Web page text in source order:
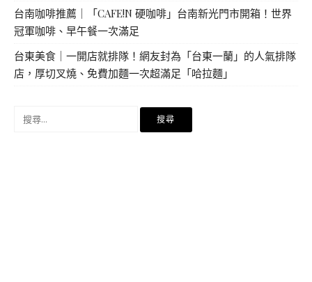
台南咖啡推薦｜「CAFE!N 硬咖啡」台南新光門市開箱！世界
冠軍咖啡、早午餐一次滿足
台東美食｜一開店就排隊！網友封為「台東一蘭」的人氣排隊
店，厚切叉燒、免費加麵一次超滿足「哈拉麵」